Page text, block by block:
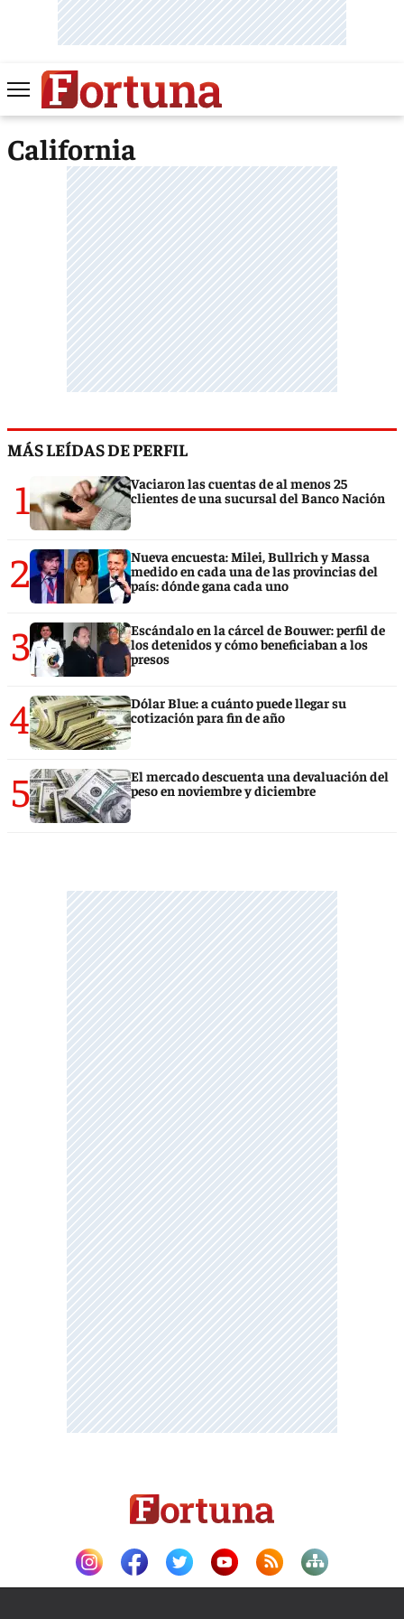
California
MÁS LEÍDAS DE PERFIL
1
Vaciaron las cuentas de al menos 25
clientes de una sucursal del Banco Nación
2
Nueva encuesta: Milei, Bullrich y Massa
medido en cada una de las provincias del
país: dónde gana cada uno
3
Escándalo en la cárcel de Bouwer: perfil de
los detenidos y cómo beneficiaban a los
presos
4
Dólar Blue: a cuánto puede llegar su
cotización para fin de año
5
El mercado descuenta una devaluación del
peso en noviembre y diciembre